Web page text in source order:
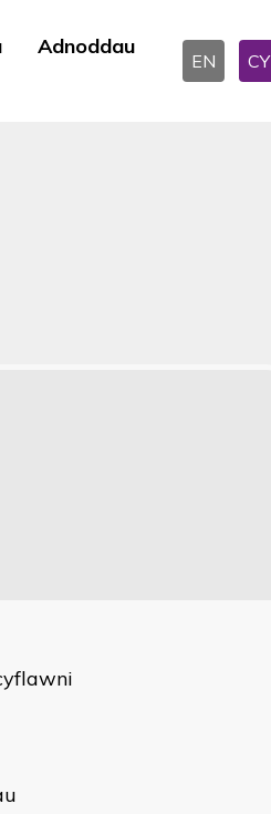
Adnoddau
EN CY